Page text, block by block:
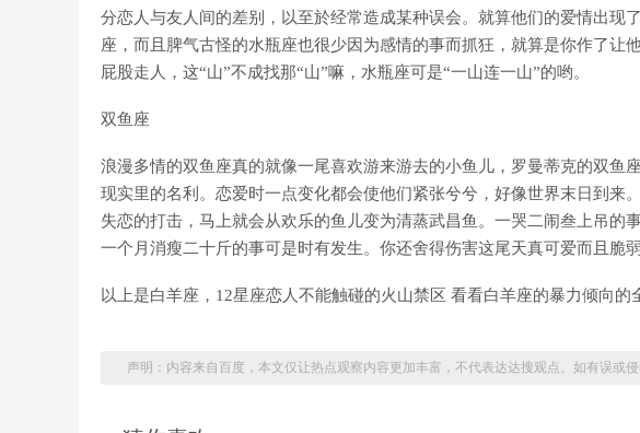
分恋人与友人间的差别，以至於经常造成某种误会。就算他们的爱情出现
座，而且脾气古怪的水瓶座也很少因为感情的事而抓狂，就算是你作了让
屁股走人，这“山”不成找那“山”嘛，水瓶座可是“一山连一山”的哟。
双鱼座
浪漫多情的双鱼座真的就像一尾喜欢游来游去的小鱼儿，罗曼蒂克的双鱼
现实里的名利。恋爱时一点变化都会使他们紧张兮兮，好像世界末日到来
失恋的打击，马上就会从欢乐的鱼儿变为清蒸武昌鱼。一哭二闹叁上吊的
一个月消瘦二十斤的事可是时有发生。你还舍得伤害这尾天真可爱而且脆
以上是白羊座，12星座恋人不能触碰的火山禁区 看看白羊座的暴力倾向的
声明：内容来自百度，本文仅让热点观察内容更加丰富，不代表达达搜观点。如有误或